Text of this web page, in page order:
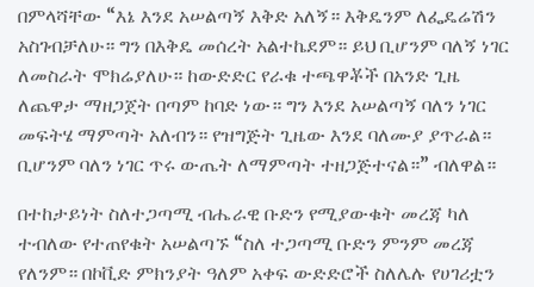
በምላሻቸው “እኔ እንደ አሠልጣኝ እቅድ አለኝ። እቅዴንም ለፌዴሬሽን
አስገብቻለሁ። ግን በእቅዴ መሰረት አልተኬደም። ይህ ቢሆንም ባለኝ ነገር
ለመስራት ሞክሬያለሁ። ከውድድር የራቁ ተጫዋቾች በአንድ ጊዜ
ለጨዋታ ማዘጋጀት በጣም ከባድ ነው። ግን እንደ አሠልጣኝ ባለን ነገር
መፍትሄ ማምጣት አለብን። የዝግጅት ጊዜው እንደ ባለሙያ ያጥራል።
ቢሆንም ባለን ነገር ጥሩ ውጤት ለማምጣት ተዘጋጅተናል።” ብለዋል።
በተከታይነት ስለተጋጣሚ ብሔራዊ ቡድን የሚያውቁት መረጃ ካለ
ተብለው የተጠየቁት አሠልጣኙ “ስለ ተጋጣሚ ቡድን ምንም መረጃ
የለንም። በኮቪድ ምክንያት ዓለም አቀፍ ውድድሮች ስለሌሉ የሀገሪቷን